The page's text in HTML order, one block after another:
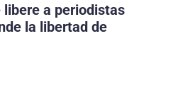
libere a periodistas
la libertad de